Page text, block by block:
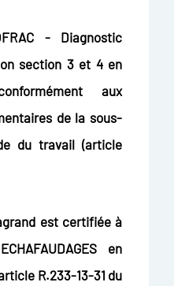
- Diagnostic
section 3 et 4 en
aux
de la sous-
du travail (article
est certifiée à
en
R.233-13-31 du